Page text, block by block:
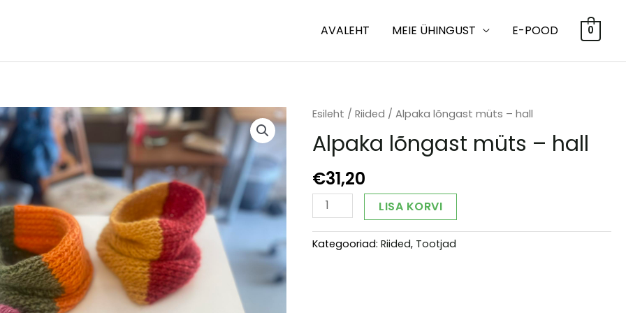
AVALEHT MEIE ÜHINGUST E-POOD 0
Esileht /Riided / Alpaka lõngast müts – hall
Alpaka lõngast müts – hall
€31,20
Alpaka
lõngast
müts
-
LISA KORVI
Alternative:
Kategooriad:Riided, Tootjad